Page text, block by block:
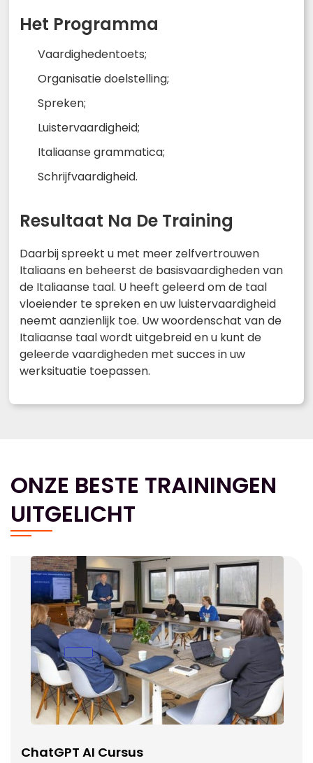
Het Programma
Vaardighedentoets;
Organisatie doelstelling;
Spreken;
Luistervaardigheid;
Italiaanse grammatica;
Schrijfvaardigheid.
Resultaat Na De Training
Daarbij spreekt u met meer zelfvertrouwen
Italiaans en beheerst de basisvaardigheden van
de Italiaanse taal. U heeft geleerd om de taal
vloeiender te spreken en uw luistervaardigheid
neemt aanzienlijk toe. Uw woordenschat van de
Italiaanse taal wordt uitgebreid en u kunt de
geleerde vaardigheden met succes in uw
werksituatie toepassen.
ONZE BESTE TRAININGEN
UITGELICHT
ChatGPT AI Cursus